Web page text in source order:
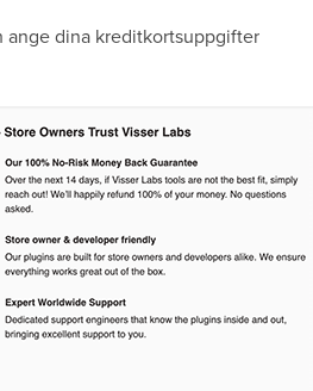
ange dina kreditkortsuppgifter